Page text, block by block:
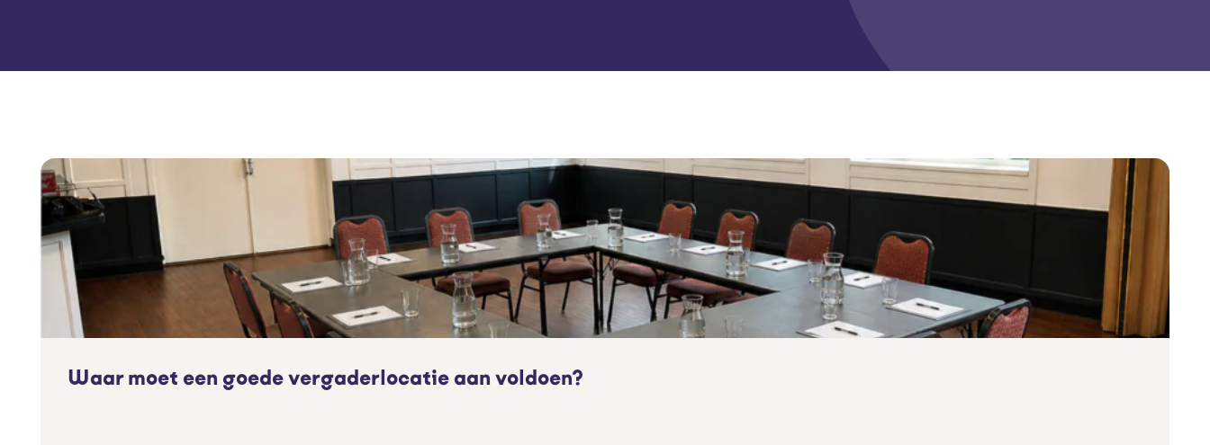
Waar moet een goede vergaderlocatie aan voldoen?